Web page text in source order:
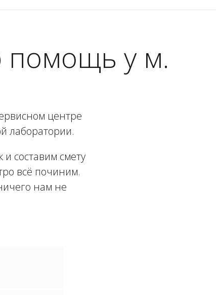
помощь у м.
центре
лаборатории.
составим смету
всё починим.
нам не